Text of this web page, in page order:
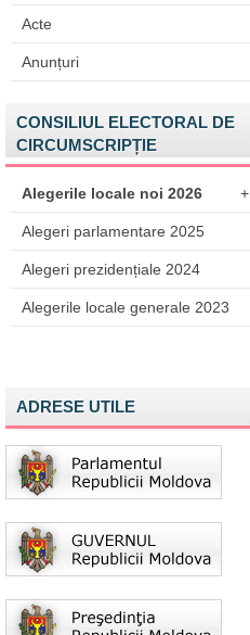
Acte
Anunțuri
CONSILIUL ELECTORAL DE
CIRCUMSCRIPȚIE
Alegerile locale noi 2026 +
Alegeri parlamentare 2025
Alegeri prezidențiale 2024
Alegerile locale generale 2023
ADRESE UTILE